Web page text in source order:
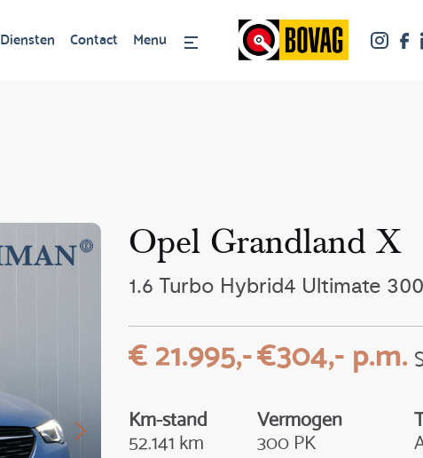
Diensten Contact Menu
Opel Grandland X
1.6 Turbo Hybrid4 Ultimate
€ 21.995,-€304,- p.m.
Km-stand
52.141 km
Vermogen
300 PK